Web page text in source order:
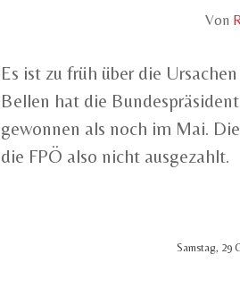
Von
Es ist zu früh über die
Bellen hat die
gewonnen als noch im Mai.
die FPÖ also nicht ausgezahlt.
Samstag, 29